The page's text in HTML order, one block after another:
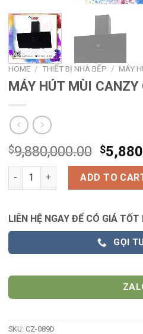
HOME / THIẾT BỊ NHÀ BẾP / MÁY
MÁY HÚT MÙI
$9,880,000.00 $
MÁY HÚT MÙI CANZY CZ-089D
ADD TO
LIÊN HỆ NGAY ĐỂ CÓ GIÁ TỐT
GỌI
SKU: CZ-089D